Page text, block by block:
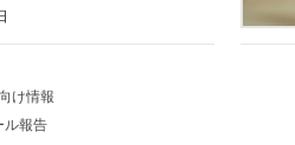
け情報
ル報告